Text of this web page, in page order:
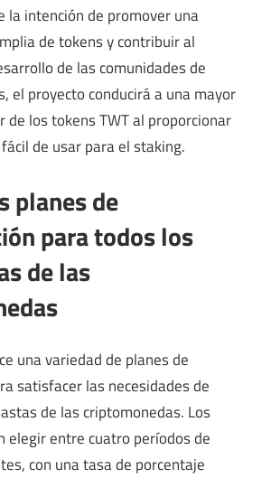
la intención de promover una
de tokens y contribuir al
de las comunidades de
el proyecto conducirá a una mayor
de los tokens TWT al proporcionar
de usar para el staking.
planes de
para todos los
de las
una variedad de planes de
satisfacer las necesidades de
de las criptomonedas. Los
elegir entre cuatro períodos de
con una tasa de porcentaje